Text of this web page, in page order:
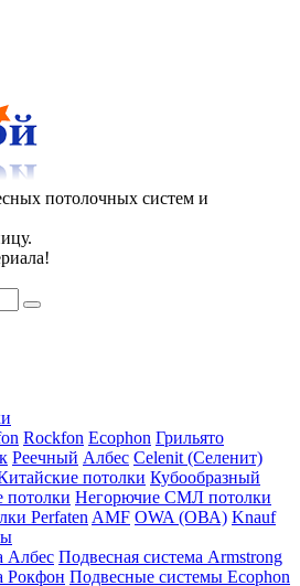
потолочных систем и
Rockfon Ecophon Грильято
Реечный Албес Celenit (Селенит)
потолки Кубообразный
Негорючие СМЛ потолки
Perfaten AMF OWA (ОВА) Knauf
Албес Подвесная система Armstrong
Рокфон Подвесные системы Ecophon